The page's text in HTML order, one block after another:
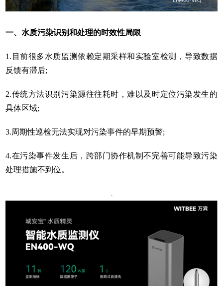
一、水质污染识别和处理的时效性局限
1.目前很多水质监测依赖定期采样和实验室检测，导致数据
反馈有滞后;
2.传统方法识别污染源往往耗时，难以及时定位污染发生的
具体区域;
3.周期性巡检无法实现对污染事件的早期预警;
4.在污染事件发生后，跨部门协作机制不完善可能导致污染
处理措施不到位。